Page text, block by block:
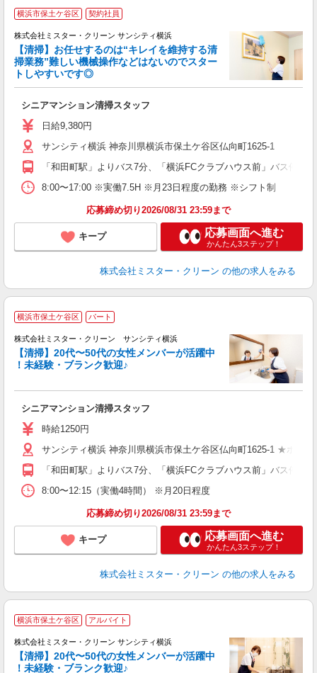
横浜市保土ケ谷区 契約社員
株式会社ミスター・クリーン サンシティ横浜
【清掃】お任せするのは“キレイを維持する清
掃業務”難しい機械操作などはないのでスター
トしやすいです◎
シニアマンション清掃スタッフ
日給9,380円
サンシティ横浜 神奈川県横浜市保土ケ谷区仏向町1625-1
「和田町駅」よりバス7分、「横浜FCクラブハウス前」バス停よ
8:00〜17:00 ※実働7.5H ※月23日程度の勤務 ※シフト制
応募締め切り2026/08/31 23:59まで
キープ 応募画面へ進む
かんたん3ステップ！
株式会社ミスター・クリーン の他の求人をみる
横浜市保土ケ谷区 パート
株式会社ミスター・クリーン サンシティ横浜
【清掃】20代〜50代の女性メンバーが活躍中
！未経験・ブランク歓迎♪
シニアマンション清掃スタッフ
時給1250円
サンシティ横浜 神奈川県横浜市保土ケ谷区仏向町1625-1 ★ホテ
「和田町駅」よりバス7分、「横浜FCクラブハウス前」バス停よ
8:00〜12:15（実働4時間） ※月20日程度
応募締め切り2026/08/31 23:59まで
キープ 応募画面へ進む
かんたん3ステップ！
株式会社ミスター・クリーン の他の求人をみる
横浜市保土ケ谷区 アルバイト
株式会社ミスター・クリーン サンシティ横浜
【清掃】20代〜50代の女性メンバーが活躍中
！未経験・ブランク歓迎♪